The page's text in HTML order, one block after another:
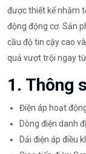
được thiết kế nhằm
động động cơ. Sản
cầu độ tin cậy cao
quả vượt trội ngay
1. Thông
Điện áp hoạt
Dòng điện danh
Dải điện áp điều